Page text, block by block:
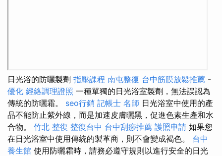
日光浴的防曬製劑 指壓課程 南屯整復 台中筋膜放鬆推薦 -
優化 經絡調理證照 一種單獨的日光浴室製劑，無法誤認為
傳統的防曬霜。 seo行銷 記帳士 名師 日光浴室中使用的產
品不能防止紫外線，而是加速皮膚曬黑，促進色素生產和水
合物。 竹北 整復 整復台中 台中刮痧推薦 護照申請 如果您
在日光浴室中使用傳統的製革商，則不會變成褐色。 台中
養生館 使用防曬霜時，請務必遵守規則以進行安全的日光